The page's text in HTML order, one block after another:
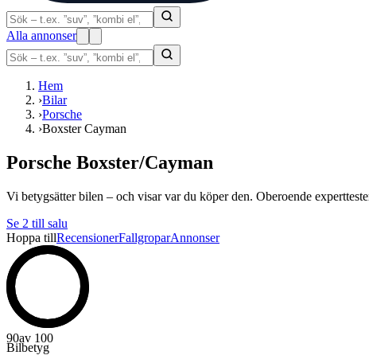
Alla annonser
Hem
›Bilar
›Porsche
›Boxster Cayman
Porsche Boxster/Cayman
Vi betygsätter bilen – och visar var du köper den. Oberoende
Se 2 till salu
Hoppa tillRecensionerFallgroparAnnonser
90av 100
Bilbetyg